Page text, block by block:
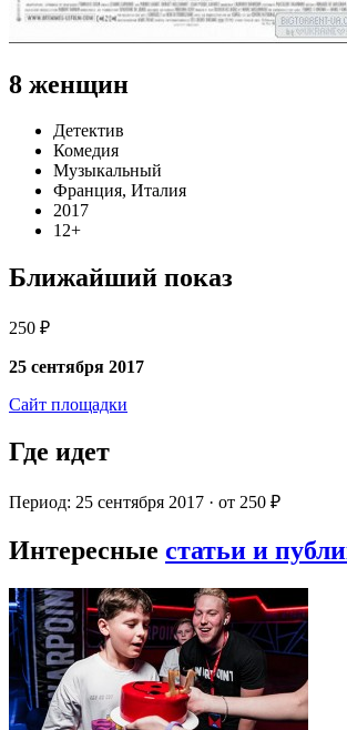
8 женщин
Детектив
Комедия
Музыкальный
Франция, Италия
2017
12+
Ближайший показ
250 ₽
25 сентября 2017
Сайт площадки
Где идет
Период: 25 сентября 2017 · от 250 ₽
Интересные статьи и